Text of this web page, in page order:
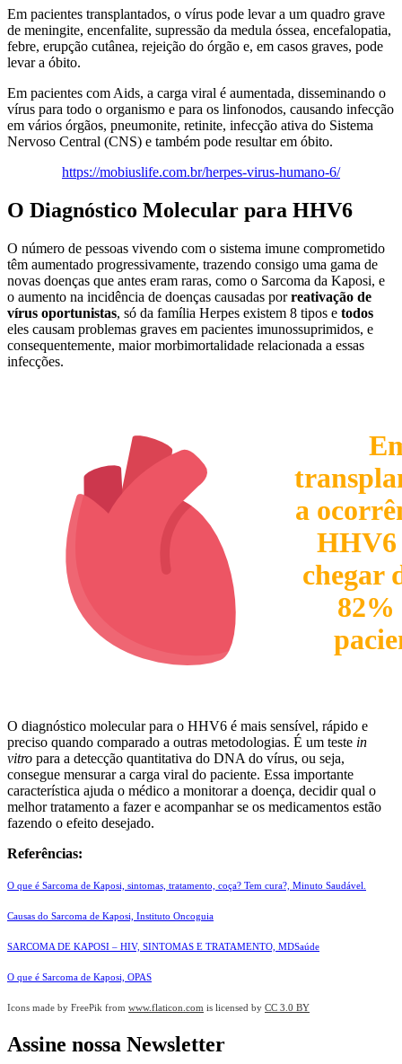
Em pacientes transplantados, o vírus pode levar a um quadro grave
de meningite, encenfalite, supressão da medula óssea, encefalopatia,
febre, erupção cutânea, rejeição do órgão e, em casos graves, pode
levar a óbito.
Em pacientes com Aids, a carga viral é aumentada, disseminando o
vírus para todo o organismo e para os linfonodos, causando infecção
em vários órgãos, pneumonite, retinite, infecção ativa do Sistema
Nervoso Central (CNS) e também pode resultar em óbito.
https://mobiuslife.com.br/herpes-virus-humano-6/
O Diagnóstico Molecular para HHV6
O número de pessoas vivendo com o sistema imune comprometido
têm aumentado progressivamente, trazendo consigo uma gama de
novas doenças que antes eram raras, como o Sarcoma da Kaposi, e
o aumento na incidência de doenças causadas porreativação de
vírus oportunistas, só da família Herpes existem 8 tipos e todos
eles causam problemas graves em pacientes imunossuprimidos, e
consequentemente, maior morbimortalidade relacionada a essas
infecções.
a
HHV6
chegar
82%
O diagnóstico molecular para o HHV6 é mais sensível, rápido e
preciso quando comparado a outras metodologias. É um teste in
vitro para a detecção quantitativa do DNA do vírus, ou seja,
consegue mensurar a carga viral do paciente. Essa importante
característica ajuda o médico a monitorar a doença, decidir qual o
melhor tratamento a fazer e acompanhar se os medicamentos estão
fazendo o efeito desejado.
Referências:
O que é Sarcoma de Kaposi, sintomas, tratamento, coça? Tem cura?, Minuto Saudável.
Causas do Sarcoma de Kaposi, Instituto Oncoguia
SARCOMA DE KAPOSI – HIV, SINTOMAS E TRATAMENTO, MDSaúde
O que é Sarcoma de Kaposi, OPAS
Icons made by FreePik from www.flaticon.com is licensed by CC 3.0 BY
Assine nossa Newsletter